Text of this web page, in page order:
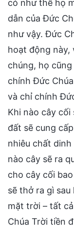
có như thế họ
dẫn của Đức
như vậy. Đức
hoạt động này,
chúng, họ
chính Đức
và chỉ chính
Khi nào cây cối
đất sẽ cung
nhiêu chất dinh
nào cây sẽ ra
cho cây cối
sẽ thở ra gì
mặt trời – tất
Chúa Trời tiền